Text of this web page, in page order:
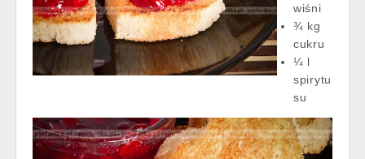
wiśni
¾ kg
cukru
¼ l
spirytu
su